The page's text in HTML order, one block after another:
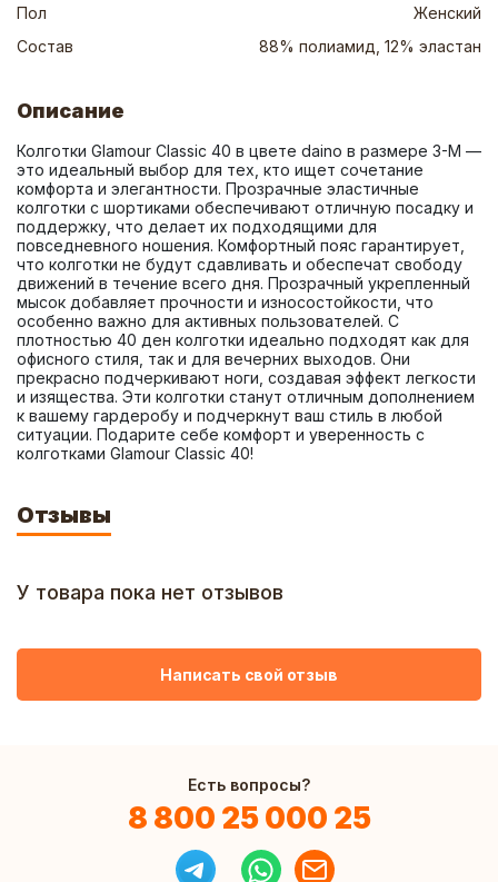
Пол
Женский
Состав
88% полиамид, 12% эластан
Описание
Колготки Glamour Classic 40 в цвете daino в размере 3-M —
это идеальный выбор для тех, кто ищет сочетание
комфорта и элегантности. Прозрачные эластичные
колготки с шортиками обеспечивают отличную посадку и
поддержку, что делает их подходящими для
повседневного ношения. Комфортный пояс гарантирует,
что колготки не будут сдавливать и обеспечат свободу
движений в течение всего дня. Прозрачный укрепленный
мысок добавляет прочности и износостойкости, что
особенно важно для активных пользователей. С
плотностью 40 ден колготки идеально подходят как для
офисного стиля, так и для вечерних выходов. Они
прекрасно подчеркивают ноги, создавая эффект легкости
и изящества. Эти колготки станут отличным дополнением
к вашему гардеробу и подчеркнут ваш стиль в любой
ситуации. Подарите себе комфорт и уверенность с
колготками Glamour Classic 40!
Отзывы
У товара пока нет отзывов
Написать свой отзыв
Есть вопросы?
8 800 25 000 25